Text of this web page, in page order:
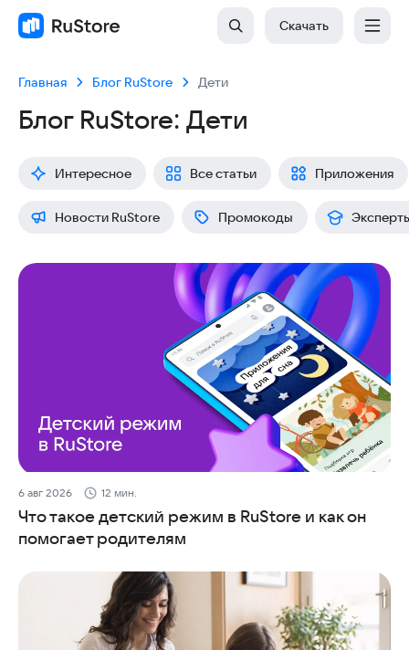
Скачать
Главная Блог RuStore Дети
Блог RuStore: Дети
Интересное Все статьи Приложения
Новости RuStore Промокоды
6 авг 2026 12 мин.
Что такое детский режим в RuStore и как он
помогает родителям